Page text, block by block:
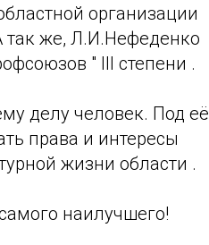
организации
так же, Л.И.Нефеденко
" III степени .
делу человек. Под её
права и интересы
жизни области .
наилучшего!